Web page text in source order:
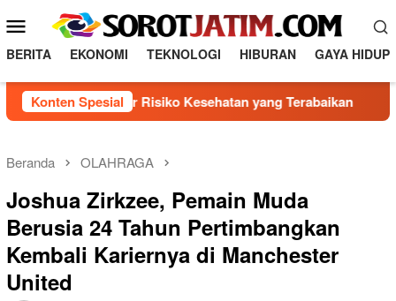
o
a
e
u
M
b
l
e
BERITA EKONOMI TEKNOLOGI HIBURAN GAYA HIDUP
Konten Spesial
5 Faktor Risiko Kesehatan yang Terabaikan
Beranda OLAHRAGA
Joshua Zirkzee, Pemain Muda
Berusia 24 Tahun Pertimbangkan
Kembali Kariernya di Manchester
United